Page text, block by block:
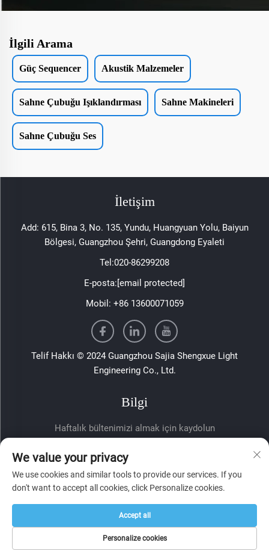
İlgili Arama
Güç Sequencer Akustik Malzemeler
Sahne Çubuğu Işıklandırması Sahne Makineleri
Sahne Çubuğu Ses
İletişim
Add: 615, Bina 3, No. 135, Yundu, Huangyuan Yolu, Baiyun
Bölgesi, Guangzhou Şehri, Guangdong Eyaleti
Tel:020-86299208
E-posta:[email protected]
Mobil: +86 13600071059
Telif Hakkı © 2024 Guangzhou Sajia Shengxue Light
Engineering Co., Ltd.
Bilgi
Haftalık bültenimizi almak için kaydolun
Gönder
We value your privacy
We use cookies and similar tools to provide our services. If you
don't want to accept all cookies, click Personalize cookies.
Personalize cookies
Accept all